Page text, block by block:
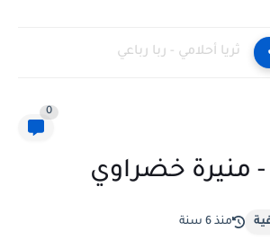
ثريا أحلامي - ربا رباعي
0
منيرة خضراوي
منذ 6 سنة